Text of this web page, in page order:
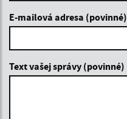
E-mailová adresa (povinné)
Text vašej správy (povinné)